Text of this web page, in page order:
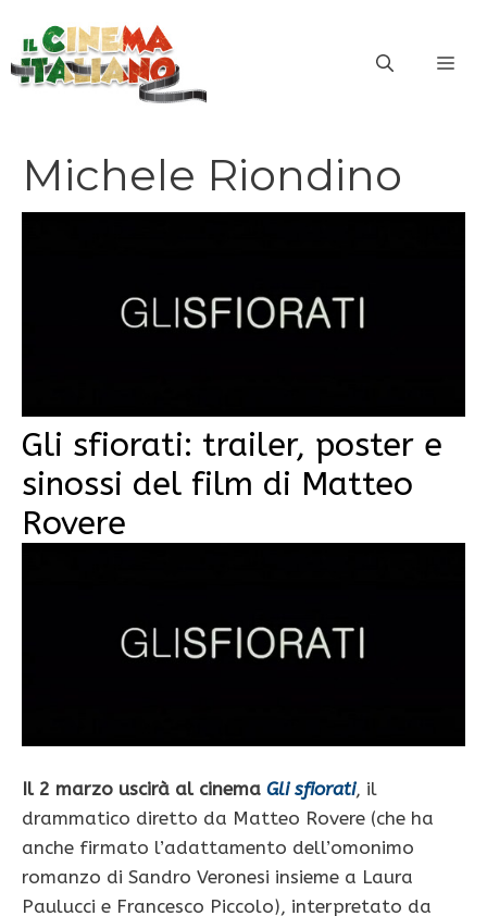
contenuto
Michele Riondino
Gli sfiorati: trailer, poster e
sinossi del film di Matteo
Rovere
Il 2 marzo uscirà al cinema Gli sfiorati, il
drammatico diretto da Matteo Rovere (che ha
anche firmato l’adattamento dell’omonimo
romanzo di Sandro Veronesi insieme a Laura
Paulucci e Francesco Piccolo), interpretato da